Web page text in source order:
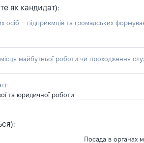
як кандидат):
осіб – підприємців та громадських
майбутньої роботи чи проходження
:
та юридичної роботи
Посада в органах